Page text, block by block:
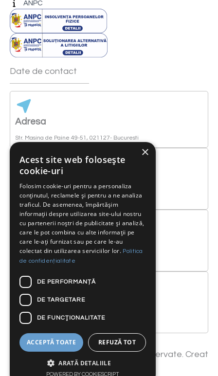
ANPC
Date de contact
Adresa
Str. Masina de Paine 49-51, 021127- Bucuresti
0040 21/ 230 4333
Email
service@bumbas.ro
Email
baterii@bumbas.ro
Copyright 2025. Toate drepturile rezervate. Creat
de KometaService.ro
×
Acest site web folosește
cookie-uri
Folosim cookie-uri pentru a personaliza
conținutul, reclamele și pentru a ne analiza
traficul. De asemenea, împărtășim
informații despre utilizarea site-ului nostru
cu partenerii noștri de publicitate și analiză,
care le pot combina cu alte informații pe
care le-ați furnizat sau pe care le-au
colectat din utilizarea serviciilor lor. Politica
de confidențialitate
DE PERFORMANȚĂ
DE TARGETARE
DE FUNCŢIONALITATE
ACCEPTĂ TOATE REFUZĂ TOT
ARATĂ DETALIILE
POWERED BY COOKIESCRIPT